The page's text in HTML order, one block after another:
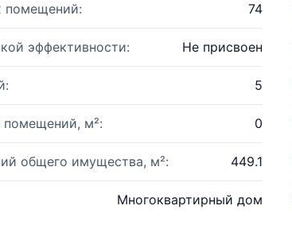
помещений: 74
эффективности: Не присвоен
5
м²: 0
общего имущества, м²: 449.1
Многоквартирный дом